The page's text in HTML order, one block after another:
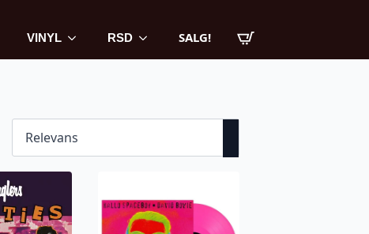
VINYL RSD SALG!